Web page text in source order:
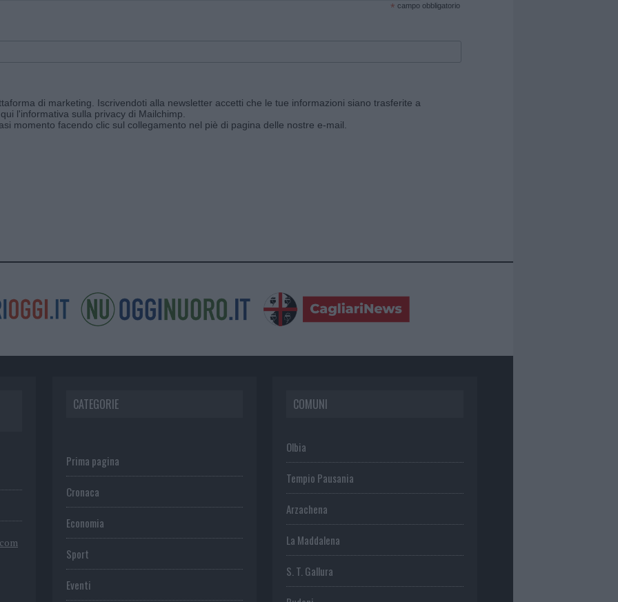
* campo obbligatorio
di marketing. Iscrivendoti alla newsletter accetti che le tue informazioni siano trasferite a
l'informativa sulla privacy di Mailchimp
momento facendo clic sul collegamento nel piè di pagina delle nostre e-mail.
CATEGORIE
Prima pagina
Cronaca
Economia
Sport
Eventi
COMUNI
Olbia
Tempio Pausania
Arzachena
La Maddalena
S. T. Gallura